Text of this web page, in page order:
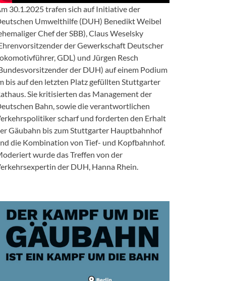
30.1.2025 trafen sich auf Initiative der
Umwelthilfe (DUH) Benedikt Weibel
Chef der SBB), Claus Weselsky
der Gewerkschaft Deutscher
GDL) und Jürgen Resch
der DUH) auf einem Podium
bis auf den letzten Platz gefüllten Stuttgarter
Sie kritisierten das Management der
Bahn, sowie die verantwortlichen
scharf und forderten den Erhalt
Gäubahn bis zum Stuttgarter Hauptbahnhof
die Kombination von Tief- und Kopfbahnhof.
wurde das Treffen von der
der DUH, Hanna Rhein.